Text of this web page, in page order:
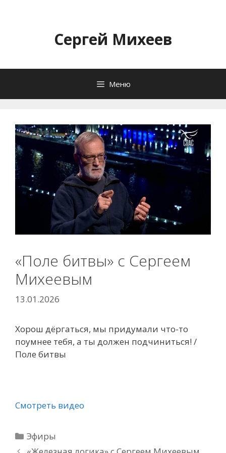
содержимомуСергей Михеев
Меню
«Поле битвы» с Сергеем
Михеевым
13.01.2026
Хорош дёргаться, мы придумали что-то
поумнее тебя, а ты должен подчиниться! /
Поле битвы
Смотреть видео
Рубрики
Эфиры